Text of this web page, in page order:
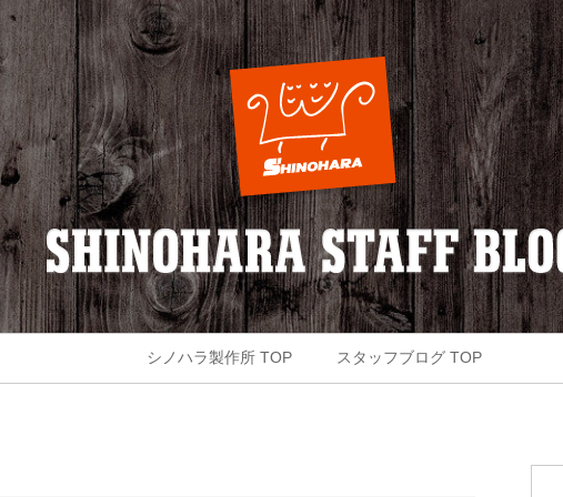
シノハラ製作所 TOP スタッフブログ TOP